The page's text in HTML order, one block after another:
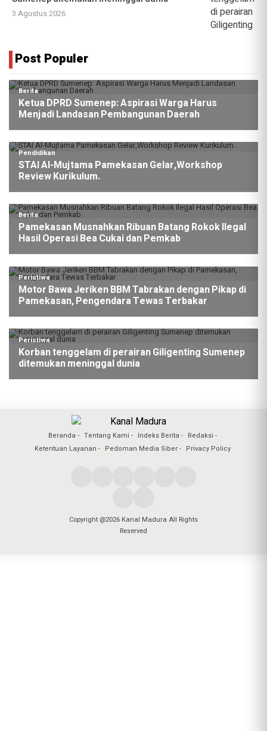
3 Agustus 2026
Post Populer
Berita
Ketua DPRD Sumenep: Aspirasi Warga Harus
Menjadi Landasan Pembangunan Daerah
Pendidikan
STAI Al-Mujtama Pamekasan Gelar,Workshop
Review Kurikulum.
Berita
Pamekasan Musnahkan Ribuan Batang Rokok Ilegal
Hasil Operasi Bea Cukai dan Pemkab
Peristiwa
Motor Bawa Jeriken BBM Tabrakan dengan Pikap di
Pamekasan, Pengendara Tewas Terbakar
Peristiwa
Korban tenggelam di perairan Giligenting Sumenep
ditemukan meninggal dunia
Beranda Tentang Kami Indeks Berita
Redaksi
Ketentuan Layanan
Pedoman Media Siber Privacy Policy
Copyright @2026 Kanal Madura All Rights
Reserved